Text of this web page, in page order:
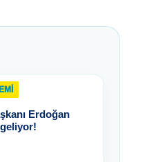
Erdoğan
geliyor!